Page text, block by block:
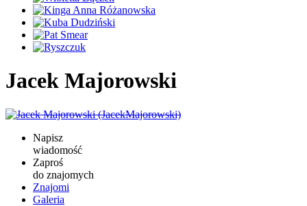
Jacek Majorowski
Napisz
wiadomość
Zaproś
do znajomych
Znajomi
Galeria